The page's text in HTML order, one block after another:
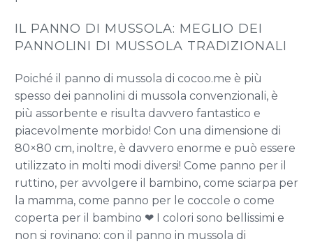
IL PANNO DI MUSSOLA: MEGLIO DEI
PANNOLINI DI MUSSOLA TRADIZIONALI
Poiché il panno di mussola di cocoo.me è più
spesso dei pannolini di mussola convenzionali, è
più assorbente e risulta davvero fantastico e
piacevolmente morbido! Con una dimensione di
80×80 cm, inoltre, è davvero enorme e può essere
utilizzato in molti modi diversi! Come panno per il
ruttino, per avvolgere il bambino, come sciarpa per
la mamma, come panno per le coccole o come
coperta per il bambino ❤ I colori sono bellissimi e
non si rovinano: con il panno in mussola di